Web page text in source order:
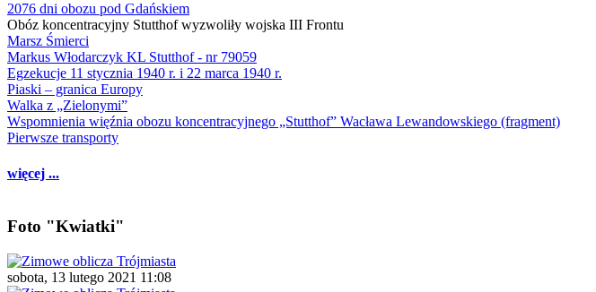
2076 dni obozu pod Gdańskiem
Obóz koncentracyjny Stutthof wyzwoliły wojska III Frontu
Marsz Śmierci
Markus Włodarczyk KL Stutthof - nr 79059
Egzekucje 11 stycznia 1940 r. i 22 marca 1940 r.
Piaski – granica Europy
Walka z „Zielonymi”
Wspomnienia więźnia obozu koncentracyjnego „Stutthof” Wacława Lewandowskiego (fragment)
Pierwsze transporty
więcej ...
Foto "Kwiatki"
sobota, 13 lutego 2021 11:08